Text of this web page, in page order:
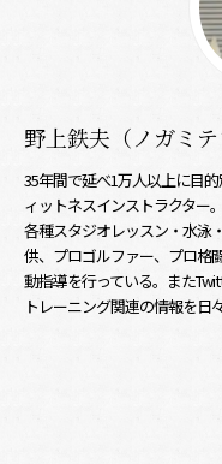
野上鉄夫（ノガミテ
35年間で延べ1万人以上に目
ィットネスインストラクター
各種スタジオレッスン・水泳
供、プロゴルファー、プロ格
動指導を行っている。また
トレーニング関連の情報を日